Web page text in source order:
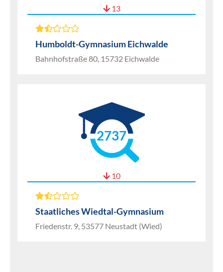
13
Humboldt-Gymnasium Eichwalde
Bahnhofstraße 80, 15732 Eichwalde
2737
10
Staatliches Wiedtal-Gymnasium
Friedenstr. 9, 53577 Neustadt (Wied)